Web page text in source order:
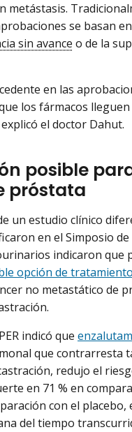
metástasis.
se basan
sin avance o de la
en las
los fármacos lleguen
el doctor Dahut.
posible
próstata
un estudio clínico
en el Simposio de
indicaron que
opción de tratamiento
no metastático de
indicó que
que contrarresta
redujo el
en 71 % en
con el placebo,
del tiempo